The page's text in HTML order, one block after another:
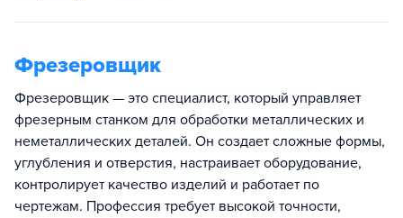
Фрезеровщик
Фрезеровщик — это специалист, который управляет
фрезерным станком для обработки металлических и
неметаллических деталей. Он создает сложные формы,
углубления и отверстия, настраивает оборудование,
контролирует качество изделий и работает по
чертежам. Профессия требует высокой точности,